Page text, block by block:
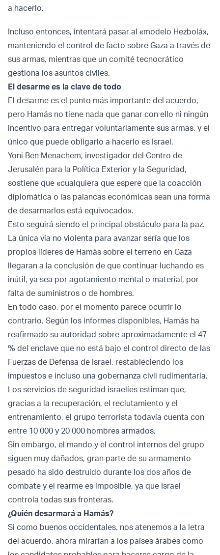
a hacerlo.
Incluso entonces, intentará pasar al «modelo Hezbolá»,
manteniendo el control de facto sobre Gaza a través de
sus armas, mientras que un comité tecnocrático
gestiona los asuntos civiles.
El desarme es la clave de todo
El desarme es el punto más importante del acuerdo,
pero Hamás no tiene nada que ganar con ello ni ningún
incentivo para entregar voluntariamente sus armas, y el
único que puede obligarlo a hacerlo es Israel.
Yoni Ben Menachem, investigador del Centro de
Jerusalén para la Política Exterior y la Seguridad,
sostiene que «cualquiera que espere que la coacción
diplomática o las palancas económicas sean una forma
de desarmarlos está equivocado».
Esto seguirá siendo el principal obstáculo para la paz.
La única vía no violenta para avanzar sería que los
propios líderes de Hamás sobre el terreno en Gaza
llegaran a la conclusión de que continuar luchando es
inútil, ya sea por agotamiento mental o material, por
falta de suministros o de hombres.
En todo caso, por el momento parece ocurrir lo
contrario. Según los informes disponibles, Hamás ha
reafirmado su autoridad sobre aproximadamente el 47
% del enclave que no está bajo el control directo de las
Fuerzas de Defensa de Israel, restableciendo los
impuestos e incluso una gobernanza civil rudimentaria.
Los servicios de seguridad israelíes estiman que,
gracias a la recuperación, el reclutamiento y el
entrenamiento, el grupo terrorista todavía cuenta con
entre 10 000 y 20 000 hombres armados.
Sin embargo, el mando y el control internos del grupo
siguen muy dañados, gran parte de su armamento
pesado ha sido destruido durante los dos años de
combate y el rearme es imposible, ya que Israel
controla todas sus fronteras.
¿Quién desarmará a Hamás?
Si como buenos occidentales, nos atenemos a la letra
del acuerdo, ahora mirarían a los países árabes como